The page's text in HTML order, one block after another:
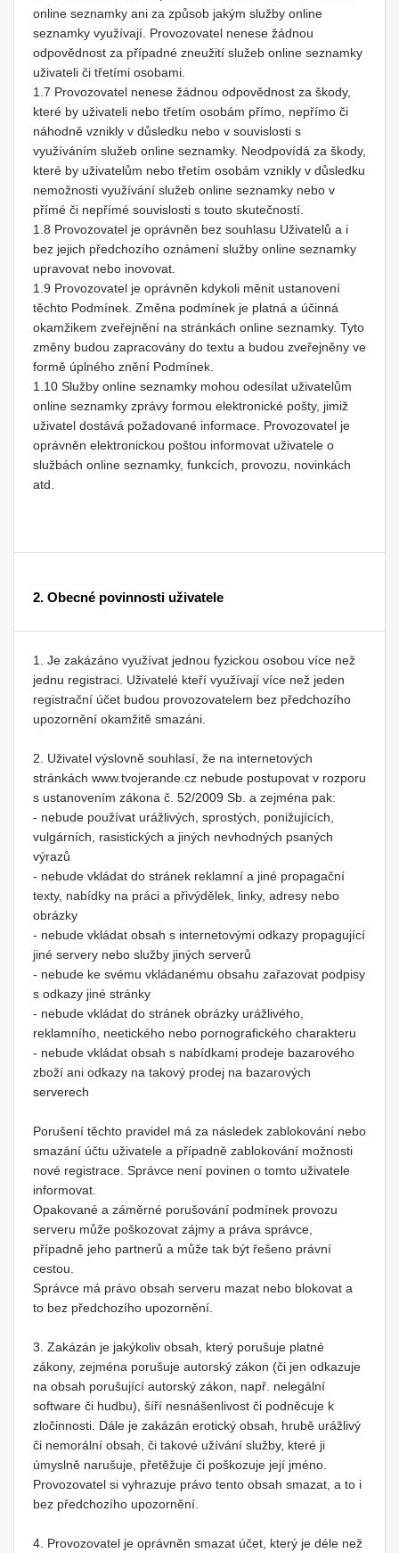
online seznamky ani za způsob jakým služby online
seznamky využívají. Provozovatel nenese žádnou
odpovědnost za případné zneužití služeb online seznamky
uživateli či třetími osobami.
1.7 Provozovatel nenese žádnou odpovědnost za škody,
které by uživateli nebo třetím osobám přímo, nepřímo či
náhodně vznikly v důsledku nebo v souvislosti s
využíváním služeb online seznamky. Neodpovídá za škody,
které by uživatelům nebo třetím osobám vznikly v důsledku
nemožnosti využívání služeb online seznamky nebo v
přímé či nepřímé souvislosti s touto skutečností.
1.8 Provozovatel je oprávněn bez souhlasu Uživatelů a i
bez jejich předchozího oznámení služby online seznamky
upravovat nebo inovovat.
1.9 Provozovatel je oprávněn kdykoli měnit ustanovení
těchto Podmínek. Změna podmínek je platná a účinná
okamžikem zveřejnění na stránkách online seznamky. Tyto
změny budou zapracovány do textu a budou zveřejněny ve
formě úplného znění Podmínek.
1.10 Služby online seznamky mohou odesílat uživatelům
online seznamky zprávy formou elektronické pošty, jimiž
uživatel dostává požadované informace. Provozovatel je
oprávněn elektronickou poštou informovat uživatele o
službách online seznamky, funkcích, provozu, novinkách
atd.
2. Obecné povinnosti uživatele
1. Je zakázáno využívat jednou fyzickou osobou více než
jednu registraci. Uživatelé kteří využívají více než jeden
registrační účet budou provozovatelem bez předchozího
upozornění okamžitě smazáni.
2. Uživatel výslovně souhlasí, že na internetových
stránkách www.tvojerande.cz nebude postupovat v rozporu
s ustanovením zákona č. 52/2009 Sb. a zejména pak:
- nebude používat urážlivých, sprostých, ponižujících,
vulgárních, rasistických a jiných nevhodných psaných
výrazů
- nebude vkládat do stránek reklamní a jiné propagační
texty, nabídky na práci a přivýdělek, linky, adresy nebo
obrázky
- nebude vkládat obsah s internetovými odkazy propagující
jiné servery nebo služby jiných serverů
- nebude ke svému vkládanému obsahu zařazovat podpisy
s odkazy jiné stránky
- nebude vkládat do stránek obrázky urážlivého,
reklamního, neetického nebo pornografického charakteru
- nebude vkládat obsah s nabídkami prodeje bazarového
zboží ani odkazy na takový prodej na bazarových
serverech
Porušení těchto pravidel má za následek zablokování nebo
smazání účtu uživatele a případně zablokování možnosti
nové registrace. Správce není povinen o tomto uživatele
informovat.
Opakované a záměrné porušování podmínek provozu
serveru může poškozovat zájmy a práva správce,
případně jeho partnerů a může tak být řešeno právní
cestou.
Správce má právo obsah serveru mazat nebo blokovat a
to bez předchozího upozornění.
3. Zakázán je jakýkoliv obsah, který porušuje platné
zákony, zejména porušuje autorský zákon (či jen odkazuje
na obsah porušující autorský zákon, např. nelegální
software či hudbu), šíří nesnášenlivost či podněcuje k
zločinnosti. Dále je zakázán erotický obsah, hrubě urážlivý
či nemorální obsah, či takové užívání služby, které ji
úmyslně narušuje, přetěžuje či poškozuje její jméno.
Provozovatel si vyhrazuje právo tento obsah smazat, a to i
bez předchozího upozornění.
4. Provozovatel je oprávněn smazat účet, který je déle než